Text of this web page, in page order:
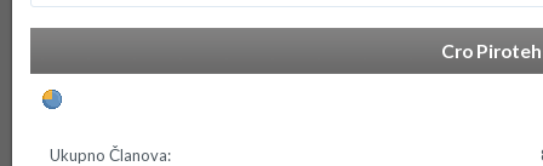
Cro
Ukupno Članova: